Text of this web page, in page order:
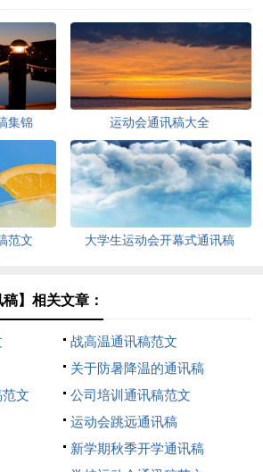
集锦 运动会通讯稿大全
范文 大学生运动会开幕式通讯稿
】相关文章：
战高温通讯稿范文
关于防暑降温的通讯稿
文
公司培训通讯稿范文
运动会跳远通讯稿
新学期秋季开学通讯稿